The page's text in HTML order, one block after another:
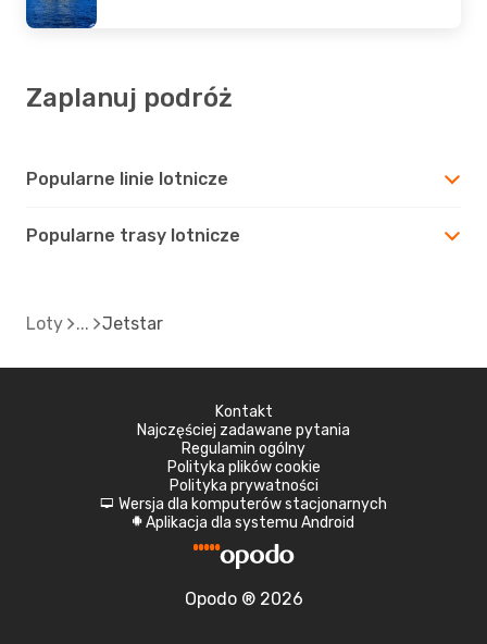
Zaplanuj podróż
Popularne linie lotnicze
Popularne trasy lotnicze
Loty Jetstar
Kontakt
Najczęściej zadawane pytania
Regulamin ogólny
Polityka plików cookie
Polityka prywatności
d Wersja dla komputerów stacjonarnych
A Aplikacja dla systemu Android
Opodo ® 2026